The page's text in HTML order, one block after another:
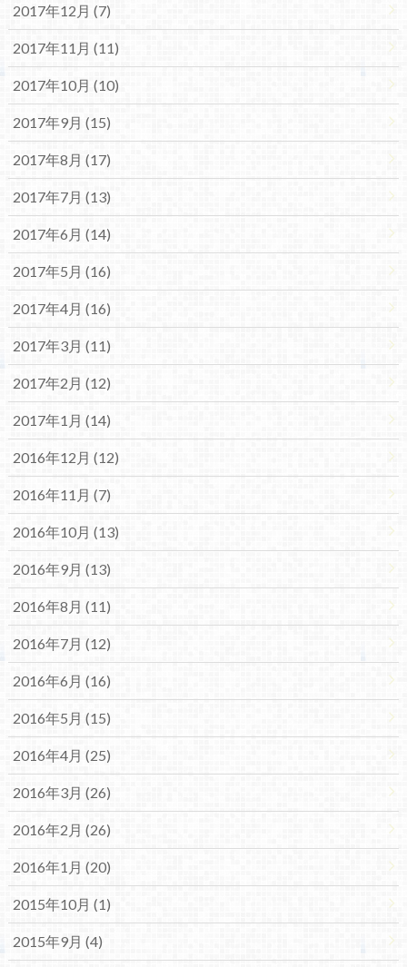
2017年12月 (7)
2017年11月 (11)
2017年10月 (10)
2017年9月 (15)
2017年8月 (17)
2017年7月 (13)
2017年6月 (14)
2017年5月 (16)
2017年4月 (16)
2017年3月 (11)
2017年2月 (12)
2017年1月 (14)
2016年12月 (12)
2016年11月 (7)
2016年10月 (13)
2016年9月 (13)
2016年8月 (11)
2016年7月 (12)
2016年6月 (16)
2016年5月 (15)
2016年4月 (25)
2016年3月 (26)
2016年2月 (26)
2016年1月 (20)
2015年10月 (1)
2015年9月 (4)